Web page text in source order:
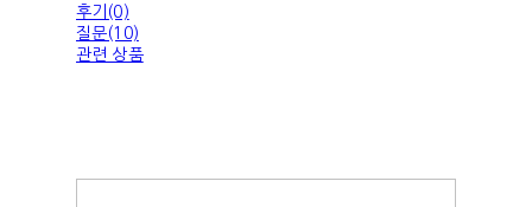
후기(0)
질문(10)
관련 상품